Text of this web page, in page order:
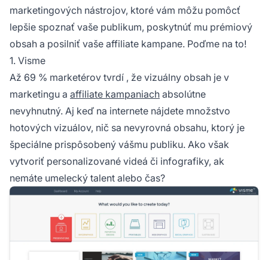
marketingových nástrojov, ktoré vám môžu pomôcť
lepšie spoznať vaše publikum, poskytnúť mu prémiový
obsah a posilniť vaše affiliate kampane. Poďme na to!
1. Visme
Až 69 % marketérov tvrdí , že vizuálny obsah je v
marketingu a affiliate kampaniach absolútne
nevyhnutný. Aj keď na internete nájdete množstvo
hotových vizuálov, nič sa nevyrovná obsahu, ktorý je
špeciálne prispôsobený vášmu publiku. Ako však
vytvoriť personalizované videá či infografiky, ak
nemáte umelecký talent alebo čas?